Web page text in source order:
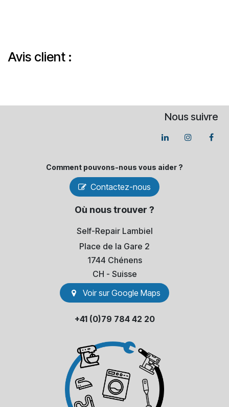
Avis client :
Nous suivre
Comment pouvons-​nous vous aider ?
Contactez-nous
Où nous trouver ?
Self-Repair Lambiel
Place de la Gare 2
1744 Chénens
​CH - Suisse
Voir sur Go​​ogle Maps
+41 (0)79 784 42 20